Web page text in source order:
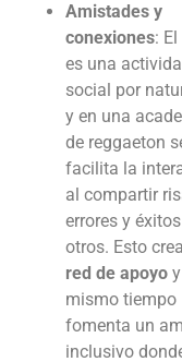
Amistades y
conexiones:
es una
social por
y en una
de reggaeton
facilita la
al compartir
errores y
otros. Esto
red de apoyo
mismo tiempo
fomenta un
inclusivo